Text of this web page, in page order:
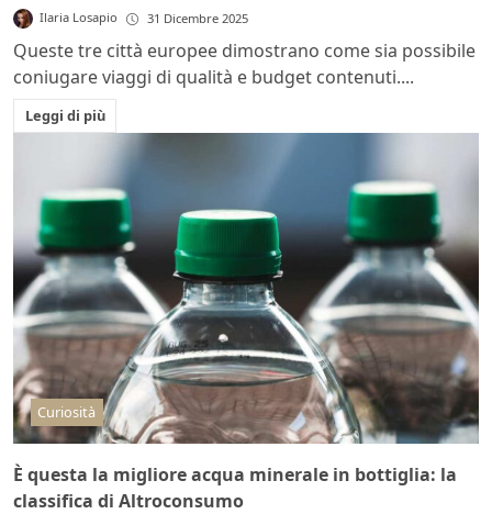
Ilaria Losapio 31 Dicembre 2025
Queste tre città europee dimostrano come sia possibile
coniugare viaggi di qualità e budget contenuti....
Leggi di più
Curiosità
È questa la migliore acqua minerale in bottiglia: la
classifica di Altroconsumo